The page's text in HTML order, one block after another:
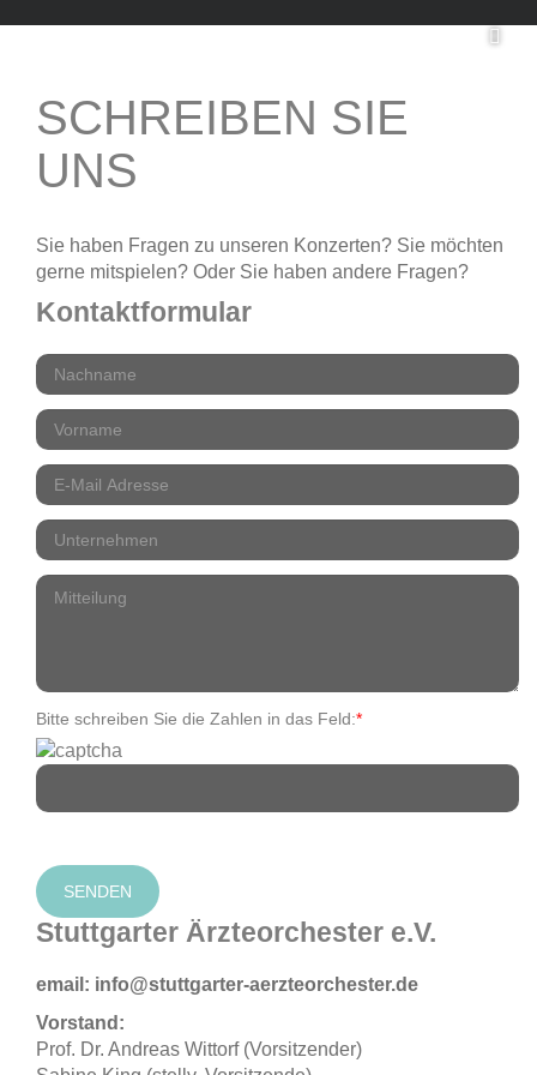
SCHREIBEN SIE
UNS
Sie haben Fragen zu unseren Konzerten? Sie möchten
gerne mitspielen? Oder Sie haben andere Fragen?
Kontaktformular
Bitte schreiben Sie die Zahlen in das Feld:*
Stuttgarter Ärzteorchester e.V.
email: info@stuttgarter-aerzteorchester.de
Vorstand:
Prof. Dr. Andreas Wittorf (Vorsitzender)